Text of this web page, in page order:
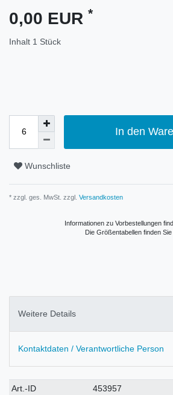
0,00 EUR *
Inhalt 1 Stück
In den
Wunschliste
* zzgl. ges. MwSt. zzgl. Versandkosten
Informationen zu Vorbestellungen
Die Größentabellen finden Sie
Weitere Details
Kontaktdaten / Verantwortliche Person
Technisches
Wert
Art.-ID
453957